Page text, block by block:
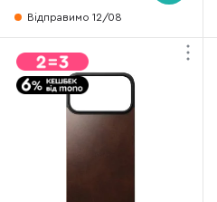
Відправимо 12/08